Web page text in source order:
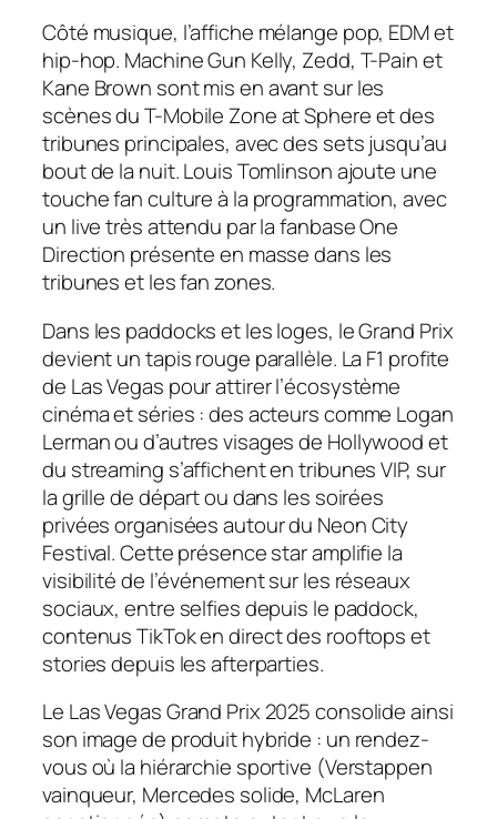
Côté musique, l’affiche mélange pop, EDM et
hip-hop. Machine Gun Kelly, Zedd, T-Pain et
Kane Brown sont mis en avant sur les
scènes du T-Mobile Zone at Sphere et des
tribunes principales, avec des sets jusqu’au
bout de la nuit. Louis Tomlinson ajoute une
touche fan culture à la programmation, avec
un live très attendu par la fanbase One
Direction présente en masse dans les
tribunes et les fan zones.
Dans les paddocks et les loges, le Grand Prix
devient un tapis rouge parallèle. La F1 profite
de Las Vegas pour attirer l’écosystème
cinéma et séries : des acteurs comme Logan
Lerman ou d’autres visages de Hollywood et
du streaming s’affichent en tribunes VIP, sur
la grille de départ ou dans les soirées
privées organisées autour du Neon City
Festival. Cette présence star amplifie la
visibilité de l’événement sur les réseaux
sociaux, entre selfies depuis le paddock,
contenus TikTok en direct des rooftops et
stories depuis les afterparties.
Le Las Vegas Grand Prix 2025 consolide ainsi
son image de produit hybride : un rendez-
vous où la hiérarchie sportive (Verstappen
vainqueur, Mercedes solide, McLaren